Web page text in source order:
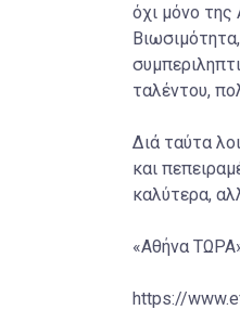
όχι μόνο της
ταλέντου,
Διά ταύτα
και
καλύτερα,
«Αθήνα
https://